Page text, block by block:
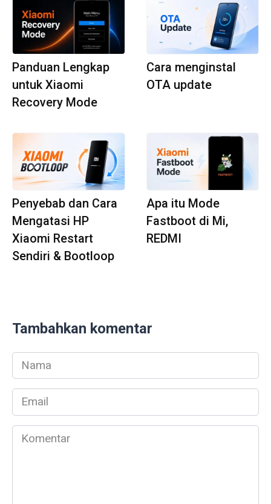
Panduan Lengkap
untuk Xiaomi
Recovery Mode
Cara menginstal
OTA update
Penyebab dan Cara
Mengatasi HP
Xiaomi Restart
Sendiri & Bootloop
Apa itu Mode
Fastboot di Mi,
REDMI
Tambahkan komentar
Nama
*
Email
*
Komentar